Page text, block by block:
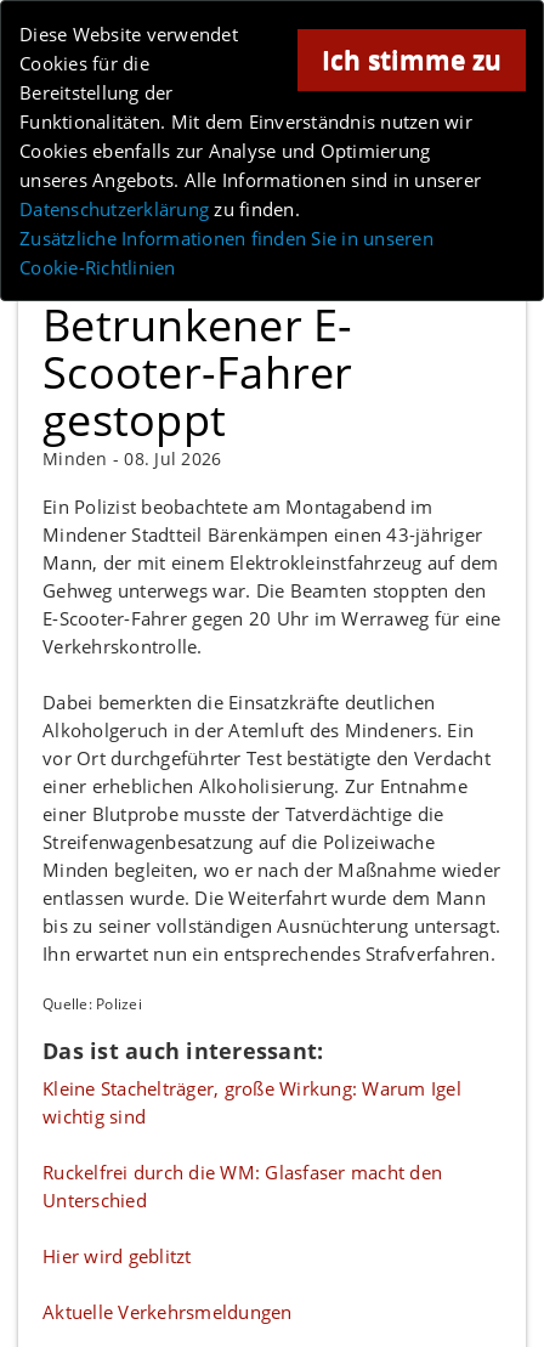
Online-Magazin für Minden und Umgebung
Ich stimme zu
Diese Website verwendet
Cookies für die
Bereitstellung der
Funktionalitäten. Mit dem Einverständnis nutzen wir
Cookies ebenfalls zur Analyse und Optimierung
unseres Angebots. Alle Informationen sind in unserer
Datenschutzerklärung zu finden.
Zusätzliche Informationen finden Sie in unseren
Cookie-Richtlinien
Anzeige
MENÜ
Betrunkener E-
Scooter-Fahrer
gestoppt
Minden -08. Jul 2026
Ein Polizist beobachtete am Montagabend im
Mindener Stadtteil Bärenkämpen einen 43-jähriger
Mann, der mit einem Elektrokleinstfahrzeug auf dem
Gehweg unterwegs war. Die Beamten stoppten den
E-Scooter-Fahrer gegen 20 Uhr im Werraweg für eine
Verkehrskontrolle.
Dabei bemerkten die Einsatzkräfte deutlichen
Alkoholgeruch in der Atemluft des Mindeners. Ein
vor Ort durchgeführter Test bestätigte den Verdacht
einer erheblichen Alkoholisierung. Zur Entnahme
einer Blutprobe musste der Tatverdächtige die
Streifenwagenbesatzung auf die Polizeiwache
Minden begleiten, wo er nach der Maßnahme wieder
entlassen wurde. Die Weiterfahrt wurde dem Mann
bis zu seiner vollständigen Ausnüchterung untersagt.
Ihn erwartet nun ein entsprechendes Strafverfahren.
Quelle: Polizei
Das ist auch interessant:
Kleine Stachelträger, große Wirkung: Warum Igel
wichtig sind
Ruckelfrei durch die WM: Glasfaser macht den
Unterschied
Hier wird geblitzt
Aktuelle Verkehrsmeldungen